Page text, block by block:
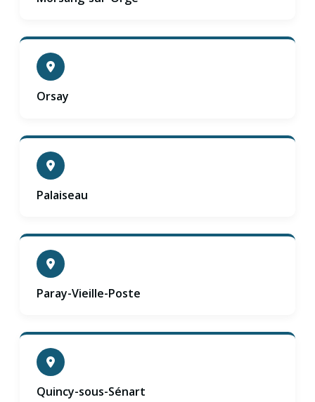
Orsay
Palaiseau
Paray-Vieille-Poste
Quincy-sous-Sénart